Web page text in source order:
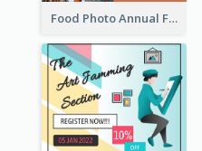
Food Photo Annual Food Fair Invitation Facebook Post